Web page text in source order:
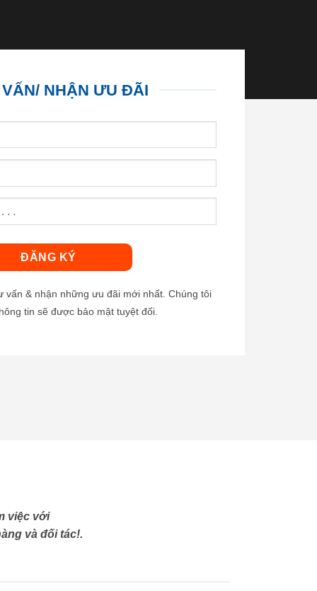
NHẬN ƯU ĐÃI
vấn & nhận những ưu đãi mới nhất. Chúng tôi
tin sẽ được bảo mật tuyệt đối.
việc với
và đối tác!.